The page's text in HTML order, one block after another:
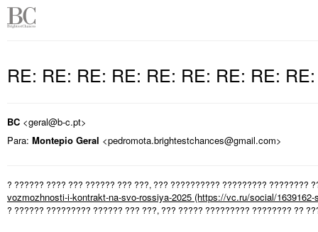
RE: RE: RE: RE: RE: RE: RE: RE:
BC <geral@b-c.pt>
Para: Montepio Geral <pedromota.brightestchances@gmail.com>
? ?????? ???? ??? ?????? ??? ???, ??? ?????????? ????????? ????????
vozmozhnosti-i-kontrakt-na-svo-rossiya-2025
? ?????? ????????? ?????? ??? ???, ??? ????? ????????? ???????? ??